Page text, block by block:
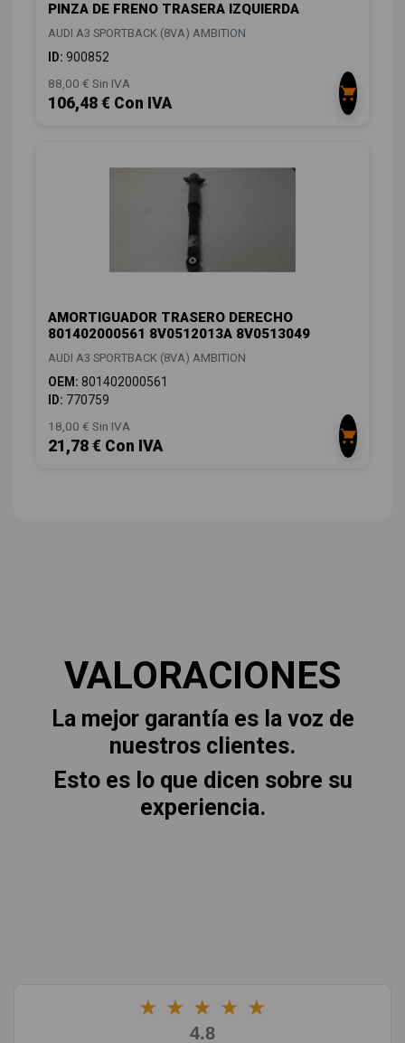
PINZA DE FRENO TRASERA IZQUIERDA
AUDI A3 SPORTBACK (8VA) AMBITION
ID: 900852
88,00 € Sin IVA
106,48 € Con IVA
AMORTIGUADOR TRASERO DERECHO
801402000561 8V0512013A 8V0513049
AUDI A3 SPORTBACK (8VA) AMBITION
OEM: 801402000561
ID: 770759
18,00 € Sin IVA
21,78 € Con IVA
VALORACIONES
La mejor garantía es la voz de
nuestros clientes.
Esto es lo que dicen sobre su
experiencia.
★ ★ ★ ★ ★
4.8